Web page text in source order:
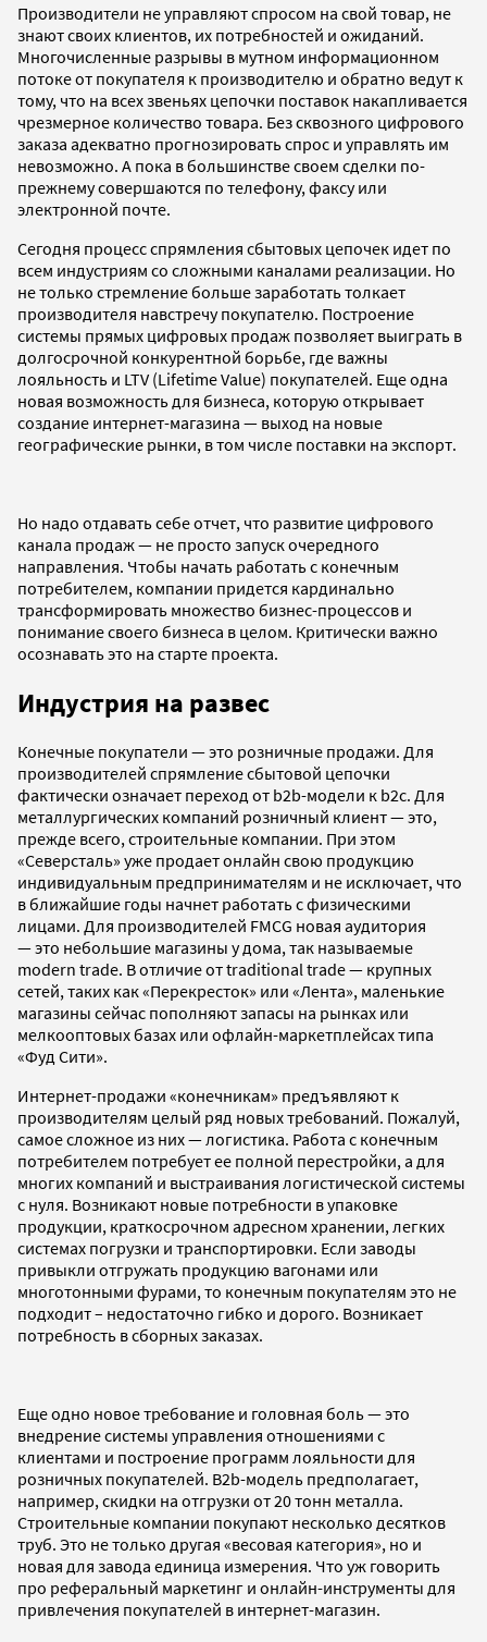
Производители не управляют спросом на свой товар, не
знают своих клиентов, их потребностей и ожиданий.
Многочисленные разрывы в мутном информационном
потоке от покупателя к производителю и обратно ведут к
тому, что на всех звеньях цепочки поставок накапливается
чрезмерное количество товара. Без сквозного цифрового
заказа адекватно прогнозировать спрос и управлять им
невозможно. А пока в большинстве своем сделки по-
прежнему совершаются по телефону, факсу или
электронной почте.
Сегодня процесс спрямления сбытовых цепочек идет по
всем индустриям со сложными каналами реализации. Но
не только стремление больше заработать толкает
производителя навстречу покупателю. Построение
системы прямых цифровых продаж позволяет выиграть в
долгосрочной конкурентной борьбе, где важны
лояльность и LTV (Lifetime Value) покупателей. Еще одна
новая возможность для бизнеса, которую открывает
создание интернет-магазина — выход на новые
географические рынки, в том числе поставки на экспорт.
Но надо отдавать себе отчет, что развитие цифрового
канала продаж — не просто запуск очередного
направления. Чтобы начать работать с конечным
потребителем, компании придется кардинально
трансформировать множество бизнес-процессов и
понимание своего бизнеса в целом. Критически важно
осознавать это на старте проекта.
Индустрия на развес
Конечные покупатели — это розничные продажи. Для
производителей спрямление сбытовой цепочки
фактически означает переход от b2b-модели к b2c. Для
металлургических компаний розничный клиент — это,
прежде всего, строительные компании. При этом
«Северсталь» уже продает онлайн свою продукцию
индивидуальным предпринимателям и не исключает, что
в ближайшие годы начнет работать с физическими
лицами. Для производителей FMCG новая аудитория
— это небольшие магазины у дома, так называемые
modern trade. В отличие от traditional trade — крупных
сетей, таких как «Перекресток» или «Лента», маленькие
магазины сейчас пополняют запасы на рынках или
мелкооптовых базах или офлайн-маркетплейсах типа
«Фуд Сити».
Интернет-продажи «конечникам» предъявляют к
производителям целый ряд новых требований. Пожалуй,
самое сложное из них — логистика. Работа с конечным
потребителем потребует ее полной перестройки, а для
многих компаний и выстраивания логистической системы
с нуля. Возникают новые потребности в упаковке
продукции, краткосрочном адресном хранении, легких
системах погрузки и транспортировки. Если заводы
привыкли отгружать продукцию вагонами или
многотонными фурами, то конечным покупателям это не
подходит – недостаточно гибко и дорого. Возникает
потребность в сборных заказах.
Еще одно новое требование и головная боль — это
внедрение системы управления отношениями с
клиентами и построение программ лояльности для
розничных покупателей. B2b-модель предполагает,
например, скидки на отгрузки от 20 тонн металла.
Строительные компании покупают несколько десятков
труб. Это не только другая «весовая категория», но и
новая для завода единица измерения. Что уж говорить
про реферальный маркетинг и онлайн-инструменты для
привлечения покупателей в интернет-магазин.